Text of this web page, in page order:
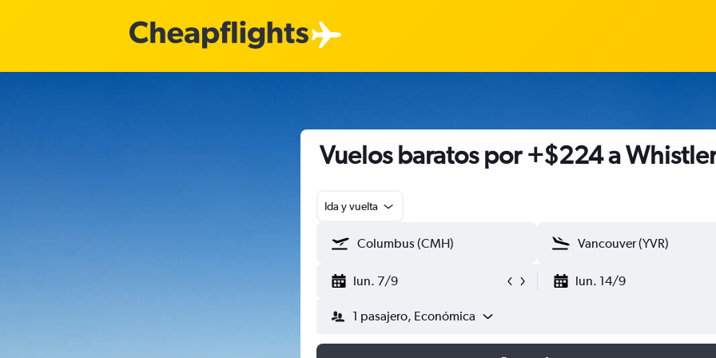
Vuelos baratos por +$224 a
Ida y vuelta
lun. 7/9 lun. 14/9
1 pasajero, Económica